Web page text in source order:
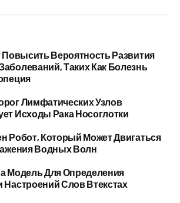
Повысить Вероятность Развития
Таких Как Болезнь
Лимфатических Узлов
Исходы Рака Носоглотки
Робот, Который Может Двигаться
Водных Волн
Модель Для Определения
Настроений Слов Втекстах